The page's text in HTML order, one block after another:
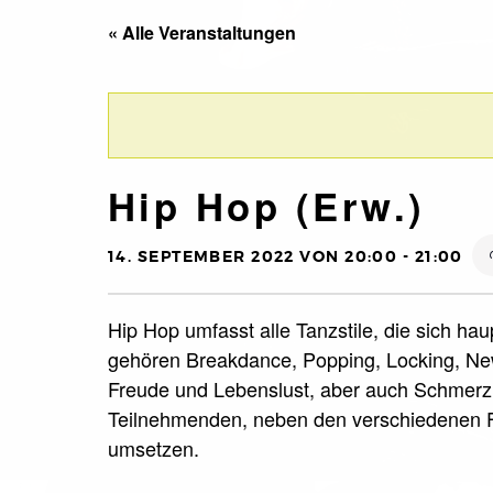
« Alle Veranstaltungen
Hip Hop (Erw.)
14. SEPTEMBER 2022 VON 20:00 - 21:00
Hip Hop umfasst alle Tanzstile, die sich
gehören Breakdance, Popping, Locking,
Freude und Lebenslust, aber auch
Teilnehmenden, neben den
umsetzen.